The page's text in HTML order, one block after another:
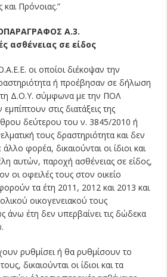
Πρόνοιας.”
Α.3.
ασθένειας σε είδος
οι οποίοι διέκοψαν την
ή προέβησαν σε δήλωση
Δ.Ο.Υ. σύμφωνα με την ΠΟΛ
στις διατάξεις της
δεύτερου του ν. 3845/2010 ή
τους δραστηριότητα και δεν
φορέα, δικαιούνται οι ίδιοι και
αυτών, παροχή ασθένειας σε είδος,
οι οφειλές τους στον οικείο
τα έτη 2011, 2012 και 2013 και
οικογενειακού τους
άνω έτη δεν υπερβαίνει τις δώδεκα
ρυθμίσει ή θα ρυθμίσουν το
δικαιούνται οι ίδιοι και τα